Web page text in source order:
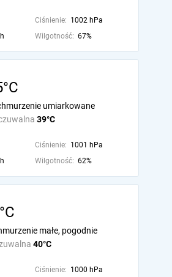
Ciśnienie: 1002 hPa
Wilgotność: 67%
39°C
umiarkowane
Ciśnienie: 1001 hPa
Wilgotność: 62%
40°C
małe, pogodnie
Ciśnienie: 1000 hPa